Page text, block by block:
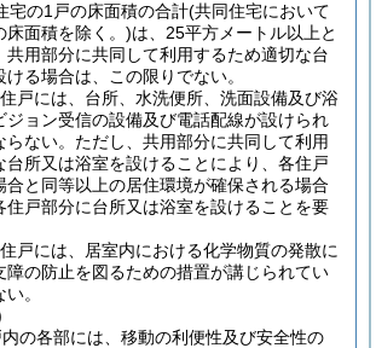
宅の1戸の床面積の合計(共同住宅において
床面積を除く。)は、25平方メートル以上と
共用部分に共同して利用するため適切な台
る場合は、この限りでない。
戸には、台所、水洗便所、洗面設備及び浴
ジョン受信の設備及び電話配線が設けられ
ない。 ただし、共用部分に共同して利用
台所又は浴室を設けることにより、各住戸
合と同等以上の居住環境が確保される場合
住戸部分に台所又は浴室を設けることを要
戸には、居室内における化学物質の発散に
障の防止を図るための措置が講じられてい
。
の各部には、移動の利便性及び安全性の